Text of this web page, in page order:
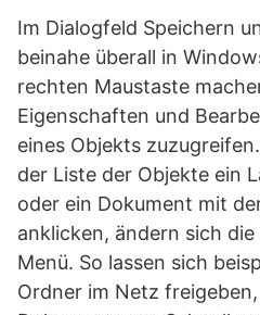
Im Dialogfeld Speichern
beinahe überall in
rechten Maustaste
Eigenschaften und
eines Objekts
der Liste der Objekte ein
oder ein Dokument mit
anklicken, ändern sich
Menü. So lassen sich
Ordner im Netz